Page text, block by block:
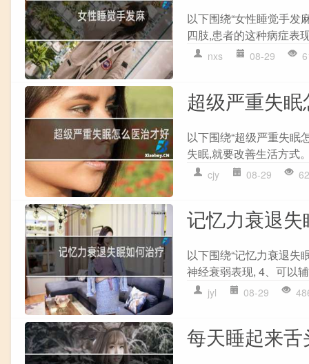
以下围绕“女性睡觉手发
四肢,患者的这种病症表
nxs 08-29
超级严重失
以下围绕“超级严重失眠
失眠,就要改善生活方式
cjy 08-29
记忆力衰退
以下围绕“记忆力衰退失
神经衰弱表现, 4、可以
jyl 08-29
每天睡起来